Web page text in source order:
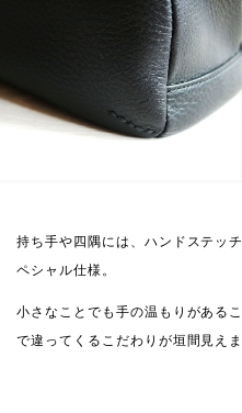
持ち手や四隅には、ハンドステッ
ペシャル仕様。
小さなことでも手の温もりがある
で違ってくるこだわりが垣間見えま